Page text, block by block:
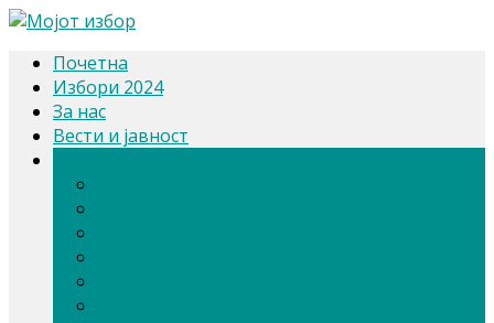
Почетна
Избори 2024
За нас
Вести и јавност